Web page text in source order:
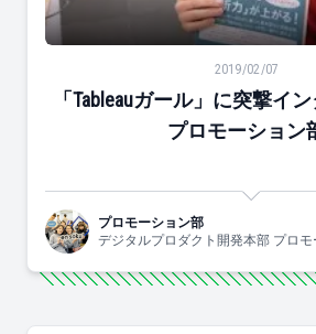
「Tableauガール」に突撃イン
2019/02/07
「Tableauガール」に突撃イ
プロモーション
プロモーション部
デジタルプロダクト開発本部 プロモ
やっています！